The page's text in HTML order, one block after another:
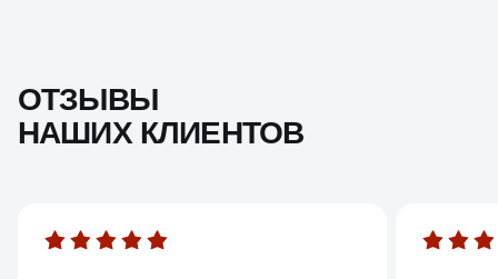
ОТЗЫВЫ
НАШИХ КЛИЕНТОВ